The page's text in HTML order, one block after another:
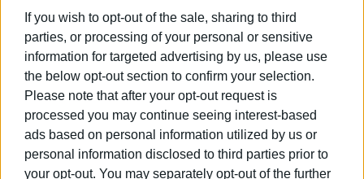
If you wish to opt-out of the sale, sharing to third
parties, or processing of your personal or sensitive
information for targeted advertising by us, please use
the below opt-out section to confirm your selection.
Please note that after your opt-out request is
processed you may continue seeing interest-based
ads based on personal information utilized by us or
personal information disclosed to third parties prior to
your opt-out. You may separately opt-out of the further
Ο Βουλευτής ρωτά τους αρμόδιους υπουργούς:
1)Πως προτίθενται τα Υπουργεία σας να
αντιμετωπίσουν τη δυσμενή εξέλιξη του κλεισίματος
του καταστήματος της Τράπεζας Πειραιώς στους
Παξούς;
2)Ποιες είναι οι τυχόν προγραμματισμένες περαιτέρω